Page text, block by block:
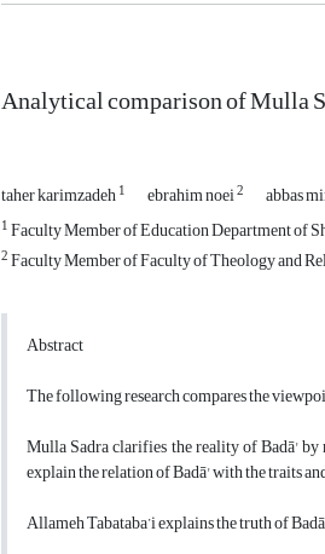
Analytical comparison of Mulla
taher karimzadeh1 ebrahim noei2 abbas
1Faculty Member of Education Department of
2Faculty Member of Faculty of Theology and
Abstract
The following research compares the
Mulla Sadra clarifies the reality of Badā' by
explain the relation of Badā' with the traits
Allameh Tabataba’i explains the truth of